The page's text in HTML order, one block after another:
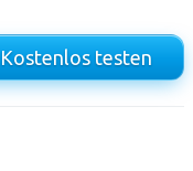
Kostenlos testen